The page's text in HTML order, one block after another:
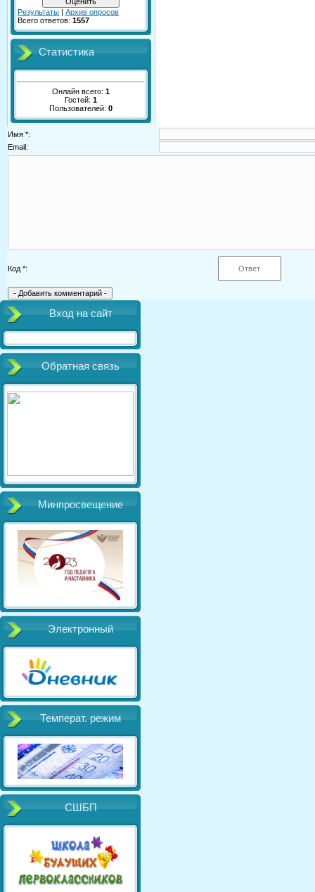
Результаты | Архив опросов
Всего ответов: 1557
Статистика
Онлайн всего: 1
Гостей: 1
Пользователей: 0
Имя *:
Email:
Код *:
Вход на сайт
Обратная связь
Минпросвещение
Электронный
Температ. режим
СШБП